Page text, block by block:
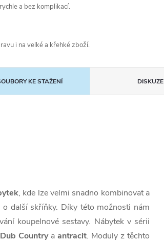
a bez komplikací.
i na velké a křehké zboží.
KE STAŽENÍ DISKUZE
, kde lze velmi snadno kombinovat a
další skříňky. Díky této možnosti nám
koupelnové sestavy. Nábytek v sérii
Dub Countrya antracit. Moduly z těchto